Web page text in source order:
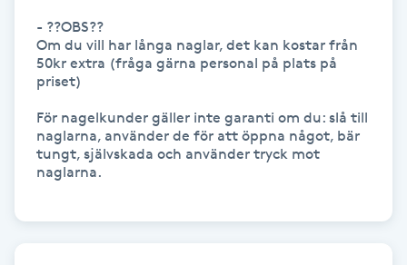
Laserbehandling
Lashlift Keratin
LED-ljusterapi
- ??OBS??
Om du vill har långa naglar, det kan kostar från
50kr extra (fråga gärna personal på plats på
priset)
För nagelkunder gäller inte garanti om du: slå till
naglarna, använder de för att öppna något, bär
tungt, självskada och använder tryck mot
naglarna.